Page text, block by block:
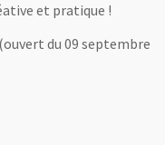
et pratique !
, Ouvre une nouvelle
(ouvert du 09 septembre